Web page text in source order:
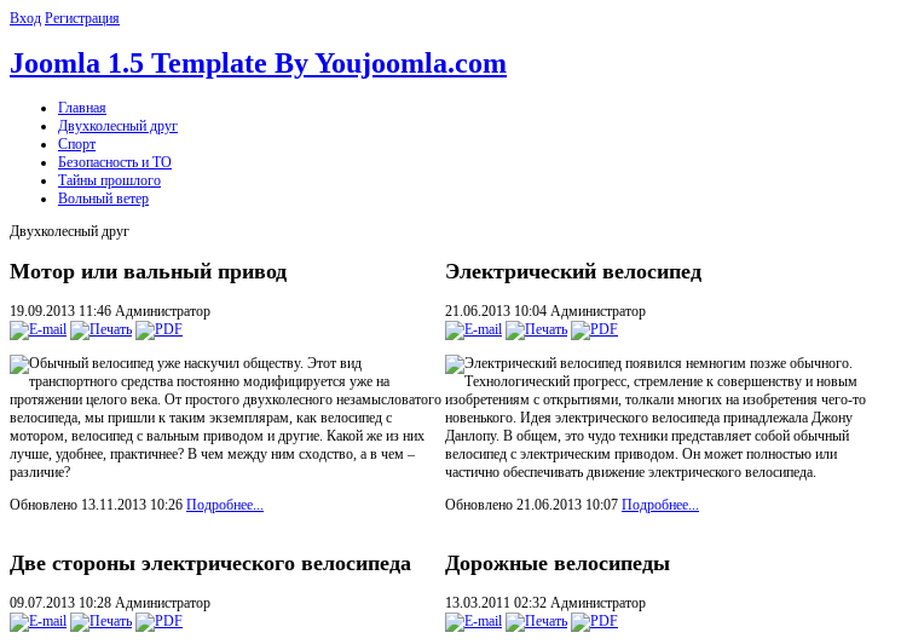
Вход Регистрация
Joomla 1.5 Template By Youjoomla.com
Главная
Двухколесный друг
Спорт
Безопасность и ТО
Тайны прошлого
Вольный ветер
Двухколесный друг
Мотор или вальный привод
19.09.2013 11:46 Администратор
Обычный велосипед уже наскучил обществу. Этот вид
транспортного средства постоянно модифицируется уже на
протяжении целого века. От простого двухколесного незамысловатого
велосипеда, мы пришли к таким экземплярам, как велосипед с
мотором, велосипед с вальным приводом и другие. Какой же из них
лучше, удобнее, практичнее? В чем между ним сходство, а в чем –
различие?
Обновлено 13.11.2013 10:26 Подробнее...
Две стороны электрического велосипеда
09.07.2013 10:28 Администратор
Электрический велосипед
21.06.2013 10:04 Администратор
Электрический велосипед появился немногим позже обычного.
Технологический прогресс, стремление к совершенству и новым
изобретениям с открытиями, толкали многих на изобретения чего-то
новенького. Идея электрического велосипеда принадлежала Джону
Данлопу. В общем, это чудо техники представляет собой обычный
велосипед с электрическим приводом. Он может полностью или
частично обеспечивать движение электрического велосипеда.
Обновлено 21.06.2013 10:07 Подробнее...
Дорожные велосипеды
13.03.2011 02:32 Администратор